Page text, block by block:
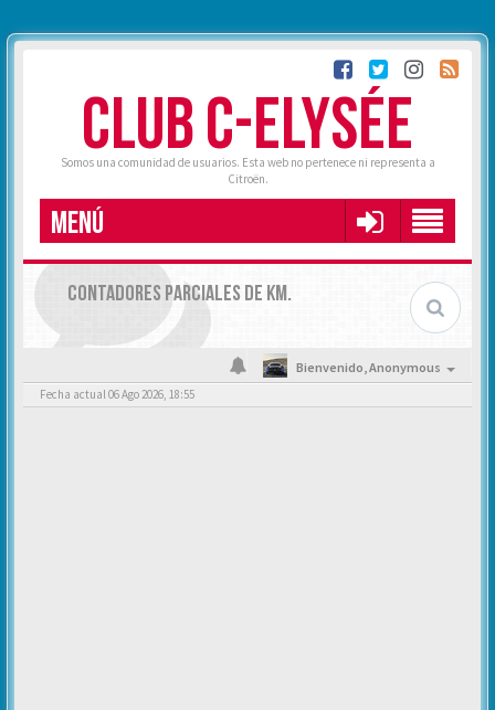
CLUB C-ELYSÉE
Somos una comunidad de usuarios. Esta web no pertenece ni representa a
Citroën.
MENÚ
CONTADORES PARCIALES DE KM.
Bienvenido,Anonymous
Fecha actual 06 Ago 2026, 18:55